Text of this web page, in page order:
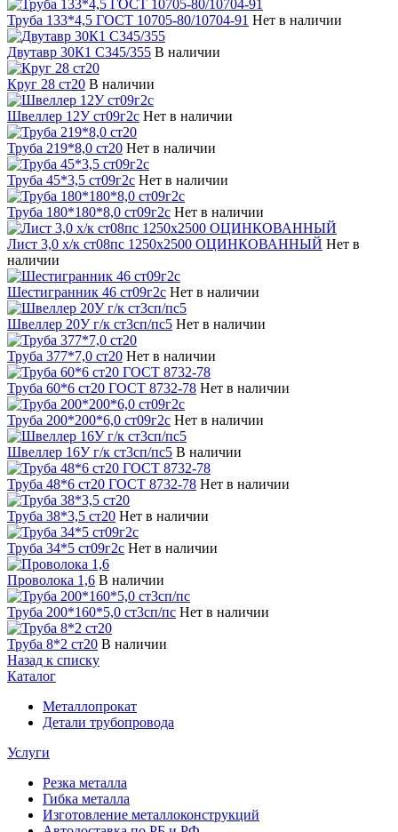
Труба 133*4,5 ГОСТ 10705-80/10704-91 Нет в наличии
Двутавр 30К1 С345/355 В наличии
Круг 28 ст20 В наличии
Швеллер 12У ст09г2с Нет в наличии
Труба 219*8,0 ст20 Нет в наличии
Труба 45*3,5 ст09г2с Нет в наличии
Труба 180*180*8,0 ст09г2с Нет в наличии
Лист 3,0 х/к ст08пс 1250х2500 ОЦИНКОВАННЫЙ Нет в
наличии
Шестигранник 46 ст09г2с Нет в наличии
Швеллер 20У г/к ст3сп/пс5 Нет в наличии
Труба 377*7,0 ст20 Нет в наличии
Труба 60*6 ст20 ГОСТ 8732-78 Нет в наличии
Труба 200*200*6,0 ст09г2с Нет в наличии
Швеллер 16У г/к ст3сп/пс5 В наличии
Труба 48*6 ст20 ГОСТ 8732-78 Нет в наличии
Труба 38*3,5 ст20 Нет в наличии
Труба 34*5 ст09г2с Нет в наличии
Проволока 1,6 В наличии
Труба 200*160*5,0 ст3сп/пс Нет в наличии
Труба 8*2 ст20 В наличии
Назад к списку
Каталог
Металлопрокат
Детали трубопровода
Услуги
Резка металла
Гибка металла
Изготовление металлоконструкций